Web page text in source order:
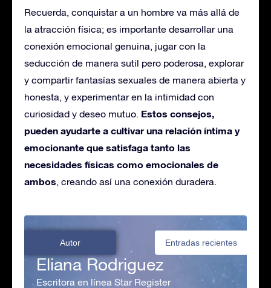
Recuerda, conquistar a un hombre va más allá de
la atracción física; es importante desarrollar una
conexión emocional genuina, jugar con la
seducción de manera sutil pero poderosa, explorar
y compartir fantasías sexuales de manera abierta y
honesta, y experimentar en la intimidad con
curiosidad y deseo mutuo. Estos consejos,
pueden ayudarte a cultivar una relación íntima y
emocionante que satisfaga tanto las
necesidades físicas como emocionales de
ambos, creando así una conexión duradera.
Autor Entradas recientes
Eliana Rodriguez
Escritora en línea Star Register